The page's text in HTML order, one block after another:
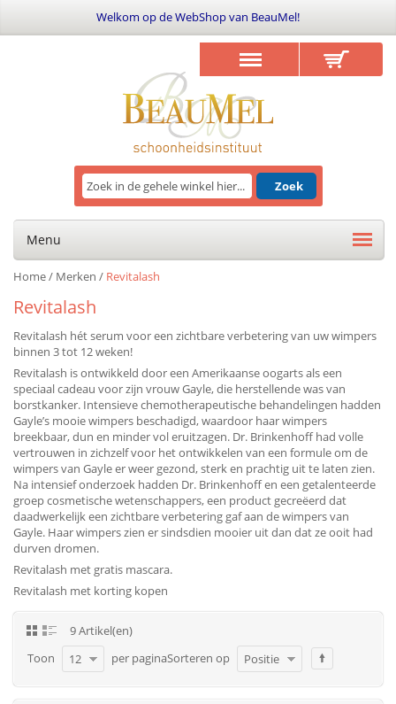
Welkom op de WebShop van BeauMel!
Zoek
Menu
Home/ Merken / Revitalash
Revitalash
Revitalash hét serum voor een zichtbare verbetering van uw wimpers
binnen 3 tot 12 weken!
Revitalash is ontwikkeld door een Amerikaanse oogarts als een
speciaal cadeau voor zijn vrouw Gayle, die herstellende was van
borstkanker. Intensieve chemotherapeutische behandelingen hadden
Gayle’s mooie wimpers beschadigd, waardoor haar wimpers
breekbaar, dun en minder vol eruitzagen. Dr. Brinkenhoff had volle
vertrouwen in zichzelf voor het ontwikkelen van een formule om de
wimpers van Gayle er weer gezond, sterk en prachtig uit te laten zien.
Na intensief onderzoek hadden Dr. Brinkenhoff en een getalenteerde
groep cosmetische wetenschappers, een product gecreëerd dat
daadwerkelijk een zichtbare verbetering gaf aan de wimpers van
Gayle. Haar wimpers zien er sindsdien mooier uit dan dat ze ooit had
durven dromen.
Revitalash met gratis mascara.
Revitalash met korting kopen
9 Artikel(en)
Toon
12 per paginaSorteren op Positie